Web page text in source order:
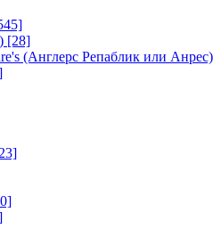
[28]
(Англерс Репаблик или Анрес)